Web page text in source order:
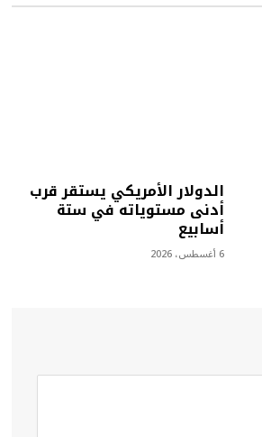
الدولار الأمريكي يستقر قرب
أدنى مستوياته في ستة
أسابيع
6 أغسطس، 2026